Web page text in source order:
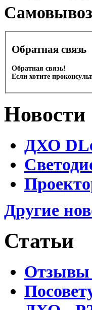
Обратная связь
Обратная связь!
Если хотите
Новости
ДХО
Другие
Статьи
Отзывы